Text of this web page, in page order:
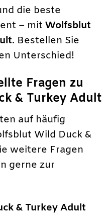
die beste
– mit Wolfsblut
. Bestellen Sie
Unterschied!
Fragen zu
& Turkey Adult
auf häufig
Wild Duck &
weitere Fragen
gerne zur
& Turkey Adult